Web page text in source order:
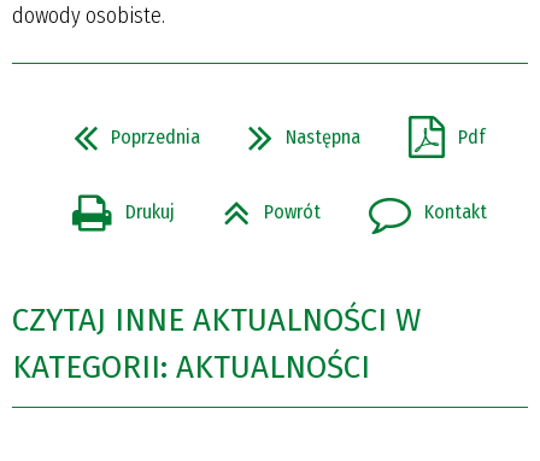
dowody osobiste.
Poprzednia Następna Pdf
Drukuj Powrót Kontakt
CZYTAJ INNE AKTUALNOŚCI W
KATEGORII: AKTUALNOŚCI